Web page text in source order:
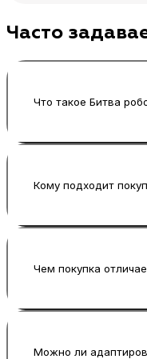
Часто
Что такое Битва
зрители
Кому подходит
регулярной
Чем покупка
добавить Битву
Можно ли